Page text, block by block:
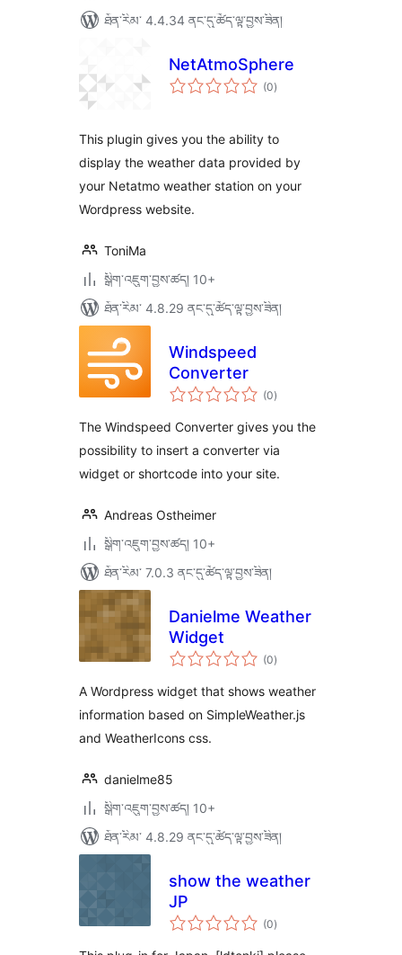
ཐོན་རིམ་ 4.4.34 ནང་དུ་ཚོད་ལྟ་བྱས་ཟིན།
NetAtmoSphere
(0གདེང་
འཇོག་
)
This plugin gives you the ability to
display the weather data provided by
your Netatmo weather station on your
Wordpress website.
ToniMa
སྒྲིག་འཇུག་བྱས་ཚད། 10+
ཐོན་རིམ་ 4.8.29 ནང་དུ་ཚོད་ལྟ་བྱས་ཟིན།
Windspeed
Converter
(0གདེང་
འཇོག་
ཚང་།
)
The Windspeed Converter gives you the
possibility to insert a converter via
widget or shortcode into your site.
Andreas Ostheimer
སྒྲིག་འཇུག་བྱས་ཚད། 10+
ཐོན་རིམ་ 7.0.3 ནང་དུ་ཚོད་ལྟ་བྱས་ཟིན།
Danielme Weather
Widget
(0གདེང་
འཇོག་
ཚང་།
)
A Wordpress widget that shows weather
information based on SimpleWeather.js
and WeatherIcons css.
danielme85
སྒྲིག་འཇུག་བྱས་ཚད། 10+
ཐོན་རིམ་ 4.8.29 ནང་དུ་ཚོད་ལྟ་བྱས་ཟིན།
show the weather
JP
(0གདེང་
འཇོག་
ཚང་།
)